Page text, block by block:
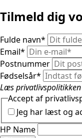
Tilmeld dig
Fulde navn*
Email*
Postnummer
Fødselsår*
Læs privatlivspolitikken
Accept af
Jeg har læst og
HP Name